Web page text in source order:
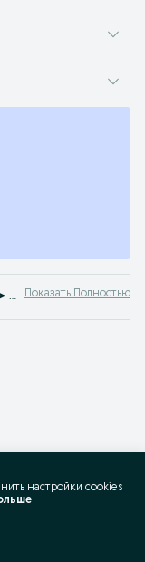
dacha — Дома в Узбекистане снять или продать ➤ Большой выбор предложений по выгодным ценам ☝ Найдите подходящий вариант без посредников на OLX.uz Показать Полностью
настройки cookies